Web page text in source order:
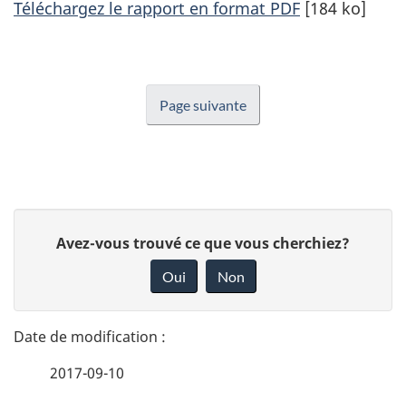
Téléchargez le rapport en format PDF [184 ko]
Page suivante
t
a
n
Avez-vous trouvé ce que vous cherchiez?
Oui Non
2017-09-10